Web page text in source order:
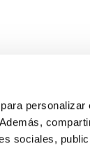
sociales,
de